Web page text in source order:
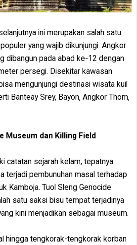
ini merupakan salah satu
yang wajib dikunjungi. Angkor
dibangun pada abad ke-12 dengan
persegi. Disekitar kawasan
mengunjungi destinasi wisata kuil
Banteay Srey, Bayon, Angkor Thom,
Museum dan Killing Field
catatan sejarah kelam, tepatnya
terjadi pembunuhan masal terhadap
Kamboja. Tuol Sleng Genocide
satu saksi bisu tempat terjadinya
kini menjadikan sebagai museum.
hingga tengkorak-tengkorak korban